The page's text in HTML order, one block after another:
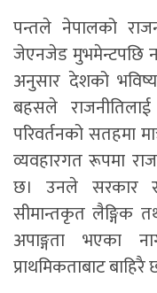
पन्तले नेपालको
जेएनजेड मुभमेन्टपछि
अनुसार देशको
बहसले
परिवर्तनको सतहमा
व्यवहारगत रूपमा
छ। उनले सरकार
सीमान्तकृत लैङ्गिक
अपाङ्गता भएका
प्राथमिकताबाट बाहिरै